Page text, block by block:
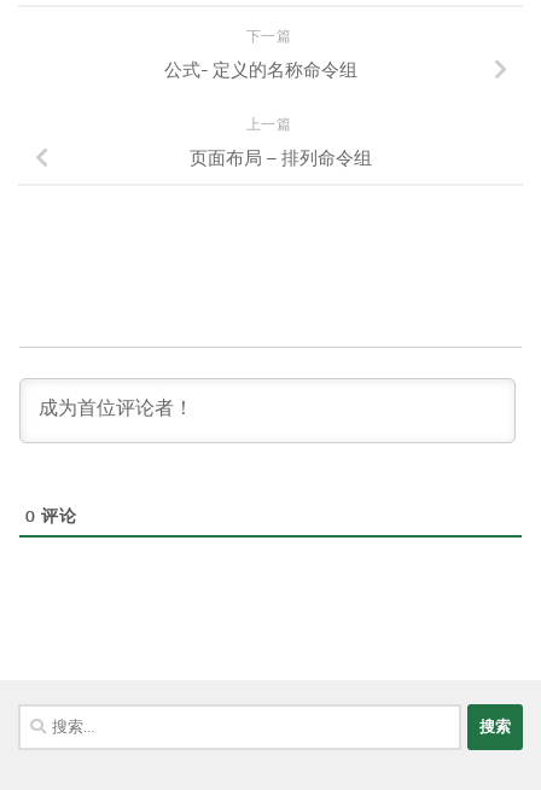
下一篇
公式- 定义的名称命令组
上一篇
页面布局 – 排列命令组
0 评论
搜
索：